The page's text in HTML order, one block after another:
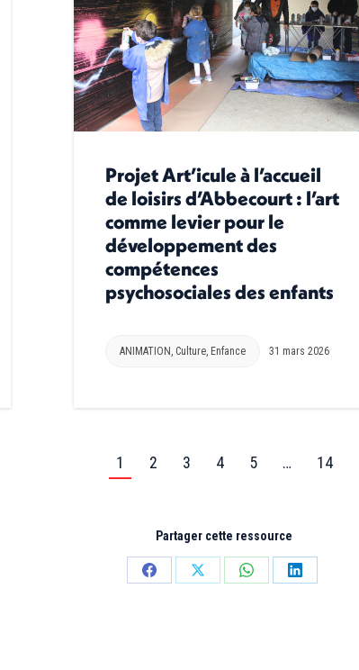
Projet Art’icule à l’accueil
de loisirs d’Abbecourt : l’art
comme levier pour le
développement des
compétences
psychosociales des enfants
ANIMATION , Culture, Enfance 31 mars 2026
1 2 3 4 5 … 14
Partager cette ressource
PartagerPartagerPartagerPartager